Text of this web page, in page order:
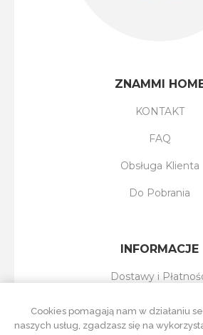
ZNAMMI
KONTAKT
FAQ
Obsługa Klienta
Do Pobrania
INFORMACJE
Dostawy i
Regulamin
Cookies pomagają nam w działaniu
naszych usług, zgadzasz się na